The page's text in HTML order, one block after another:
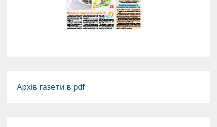
Архів газети в pdf